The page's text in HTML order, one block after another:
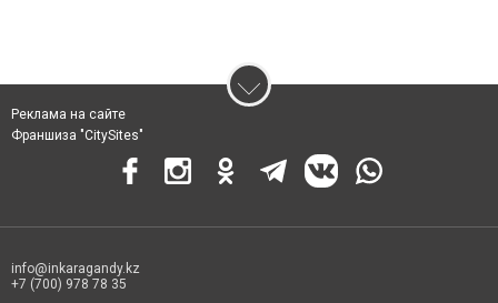
Реклама на сайте
Франшиза "CitySites"
info@inkaragandy.kz
+7 (700) 978 78 35